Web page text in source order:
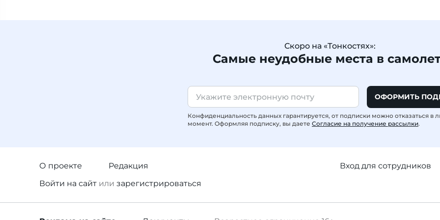
Скоро на «Тонкостях»:
Самые неудобные места в
ОФОРМИТЬ
Конфиденциальность данных гарантируется, от подписки можно отказаться в
момент. Оформляя подписку, вы даете Согласие на получение рассылки.
О проекте
Редакция
Войти на сайт или зарегистрироваться
Вход для сотрудников